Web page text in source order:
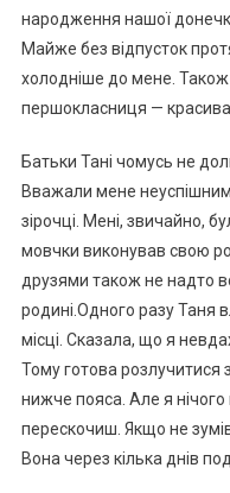
народження нашої
Майже без відпусток
холодніше до мене.
першокласниця — красива
Батьки Тані чомусь не
Вважали мене
зірочці. Мені, звичайно,
мовчки виконував свою
друзями також не надто
родині.Одного разу Таня
місці. Сказала, що я
Тому готова
нижче пояса. Але я
перескочиш. Якщо не
Вона через кілька днів